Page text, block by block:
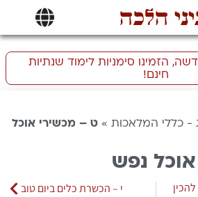
הלכה
הזמינו סימניות לימוד שנתיות
חינם!
- כללי המלאכות » ט – מכשירי אוכל
נפש
י – הכשרת כלים ביום טוב